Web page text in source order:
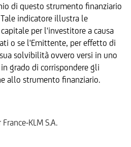
di questo strumento finanziario
indicatore illustra le
per l'investitore a causa
o se l'Emittente, per effetto di
solvibilità ovvero versi in uno
grado di corrispondere gli
allo strumento finanziario.
France-KLM S.A.